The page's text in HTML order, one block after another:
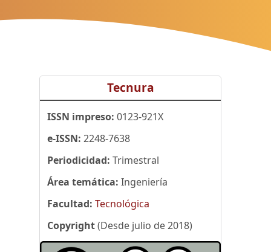
Tecnura
ISSN impreso: 0123-921X
e-ISSN: 2248-7638
Periodicidad: Trimestral
Área temática: Ingeniería
Facultad: Tecnológica
Copyright(Desde julio de 2018)